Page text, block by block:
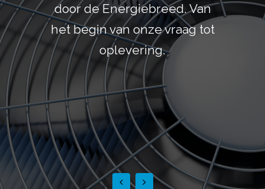
samenwerkingspartner. Erg
blij dat onze
energievoorziening verzorgt
is door Energiebreed. Volledig
ontzorgt vanaf het begin en
een snelle en goede service
na oplevering.
door de Energiebreed. Van
het begin van onze vraag tot
oplevering.